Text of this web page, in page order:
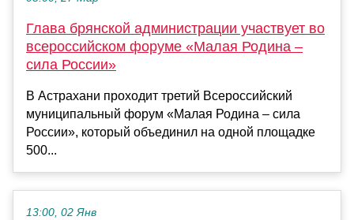
Глава брянской администрации участвует во
всероссийском форуме «Малая Родина –
сила России»
В Астрахани проходит третий Всероссийский
муниципальный форум «Малая Родина – сила
России», который объединил на одной площадке
500...
13:00, 02 Янв